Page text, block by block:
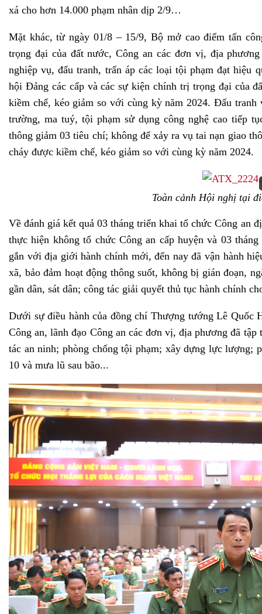
xá cho hơn 14.000 phạm nhân dịp 2/9…
Mặt khác, từ ngày 01/8 – 15/9, Bộ mở cao điểm tấn
trọng đại của đất nước, Công an các đơn vị, địa
nghiệp vụ, đấu tranh, trấn áp các loại tội phạm đạt hiệu
hội Đảng các cấp và các sự kiện chính trị trọng đại của
kiềm chế, kéo giảm so với cùng kỳ năm 2024. Đấu
trường, ma tuý, tội phạm sử dụng công nghệ cao tiếp
thông giảm 03 tiêu chí; không để xảy ra vụ tai nạn giao
cháy được kiềm chế, kéo giảm so với cùng kỳ năm 2024.
Toàn cảnh Hội nghị tại
Về đánh giá kết quả 03 tháng triển khai tổ chức Công an
thực hiện không tổ chức Công an cấp huyện và 03
gắn với địa giới hành chính mới, đến nay đã vận hành
xã, bảo đảm hoạt động thông suốt, không bị gián đoạn,
gần dân, sát dân; công tác giải quyết thủ tục hành chính
Dưới sự điều hành của đồng chí Thượng tướng Lê
Công an, lãnh đạo Công an các đơn vị, địa phương đã
tác an ninh; phòng chống tội phạm; xây dựng lực lượng;
10 và mưa lũ sau bão...